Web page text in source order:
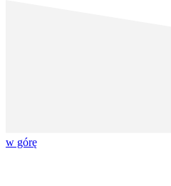
w górę